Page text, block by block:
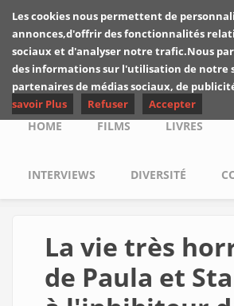
Skip to main content
Les
Yuyine
Main menu
HOME FILMS LIVRES
INTERVIEWS DIVERSITÉ
La vie très
de Paula et
Les cookies nous permettent de
annonces,d'offrir des fonctionnalités
sociaux et d'analyser notre trafic.Nous
des informations sur l'utilisation de notre
partenaires de médias sociaux, de
savoir Plus
Refuser Accepter